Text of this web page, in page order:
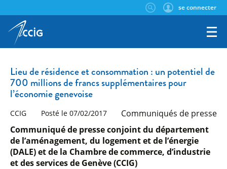
se connecter
Lieu de résidence et consommation : un potentiel de
700 millions de francs supplémentaires pour
l’économie genevoise
CCIG Posté le 07/02/2017
Communiqués de presse
Communiqué de presse conjoint du département
de l’aménagement, du logement et de l’énergie
(DALE) et de la Chambre de commerce, d’industrie
et des services de Genève (CCIG)